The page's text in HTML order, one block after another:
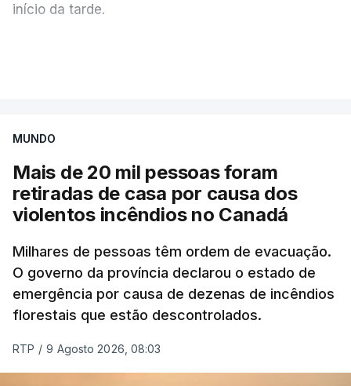
início da tarde.
MUNDO
Mais de 20 mil pessoas foram
retiradas de casa por causa dos
violentos incêndios no Canadá
Milhares de pessoas têm ordem de evacuação.
O governo da província declarou o estado de
emergência por causa de dezenas de incêndios
florestais que estão descontrolados.
RTP / 9 Agosto 2026, 08:03